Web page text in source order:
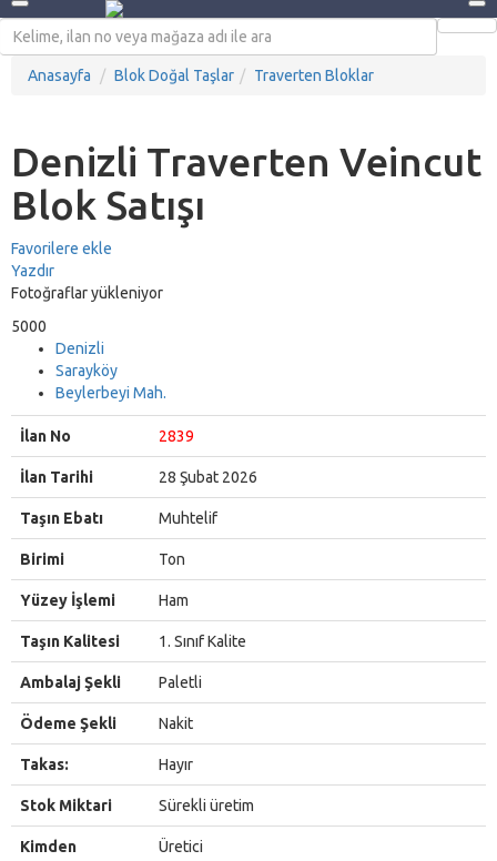
Anasayfa Blok Doğal Taşlar Traverten Bloklar
Denizli Traverten Veincut
Blok Satışı
Favorilere ekle
Yazdır
Fotoğraflar yükleniyor
5000
Denizli
Sarayköy
Beylerbeyi Mah.
İlan No 2839
İlan Tarihi 28 Şubat 2026
Taşın Ebatı Muhtelif
Birimi Ton
Yüzey İşlemi Ham
Taşın Kalitesi 1. Sınıf Kalite
Ambalaj Şekli Paletli
Ödeme Şekli Nakit
Takas: Hayır
Stok Miktari Sürekli üretim
Kimden Üretici